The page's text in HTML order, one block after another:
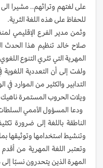
على لغتهم وتراثهم.. مشيرا
للحفاظ على هذه اللغة الثرية.
وثمن مدير الفرع الإقليمي
صلاح خالد تنظيم هذا الحدث
المهرية التي تثري التنوع
ولفت إلى أن التعددية
التدابير والكثير من الموارد
ويلات الحروب المستمرة
ودعا المسؤول الأممي
الناطقة باللغة إلى ضرورة
وتنشيط استخدامها وتوثيقها
وتعتبر اللغة المهرية من
المهرة الذين يتحدرون نسبًا